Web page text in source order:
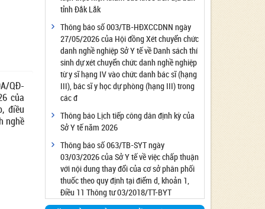
QĐ-
của
điều
nghề
Công bố đủ điều kiện cung cấp dịch vụ diệt
côn trùng, diệt khuẩn bằng chế phẩm
Công bố cơ sở đủ điều kiện quan trắc môi
trường lao động
Công bố hồ sơ về trang thiết bị y tế
Công bố cơ sở đủ điều kiện tiêm chủng
Cơ sở Massage đủ điều kiện hoạt động
Cơ sở thẩm mỹ đủ điều kiện hoạt động
tỉnh Đắk Lắk
Thông báo số 003/TB-HĐXCCDNN ngày
27/05/2026 của Hội đồng Xét chuyển chức
danh nghề nghiệp Sở Y tế về Danh sách thí
sinh dự xét chuyển chức danh nghề nghiệp
từ y sĩ hạng IV vào chức danh bác sĩ (hạng
III), bác sĩ y học dự phòng (hạng III) trong
các đ
Thông báo Lịch tiếp công dân định kỳ của
Sở Y tế năm 2026
Thông báo số 063/TB-SYT ngày
03/03/2026 của Sở Y tế về việc chấp thuận
với nội dung thay đổi của cơ sở phân phối
thuốc theo quy định tại điểm d, khoản 1,
Điều 11 Thông tư 03/2018/TT-BYT